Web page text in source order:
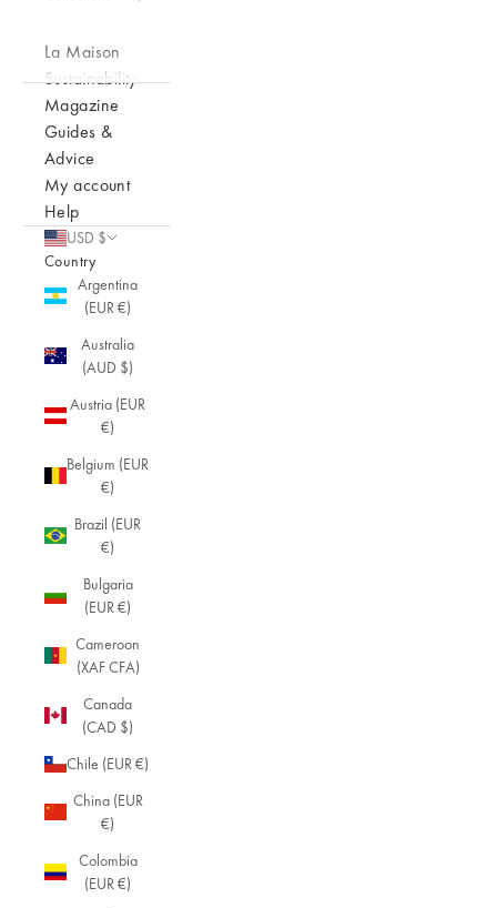
La Maison
Sustainability
Magazine
Guides &
Advice
My account
Help
USD $
Country
Argentina
(EUR €)
Australia
(AUD $)
Austria (EUR
€)
Belgium (EUR
€)
Brazil (EUR
€)
Bulgaria
(EUR €)
Cameroon
(XAF CFA)
Canada
(CAD $)
Chile (EUR €)
China (EUR
€)
Colombia
(EUR €)